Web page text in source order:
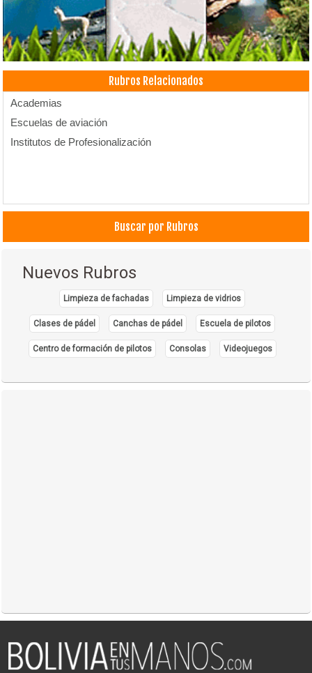
Rubros Relacionados
Academias
Escuelas de aviación
Institutos de Profesionalización
Buscar por Rubros
Nuevos Rubros
Limpieza de fachadas Limpieza de vidrios
Clases de pádel Canchas de pádel Escuela de pilotos
Centro de formación de pilotos Consolas Videojuegos